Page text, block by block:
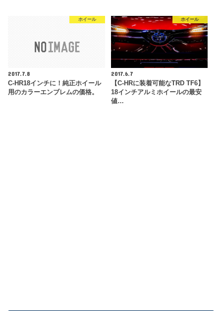
ホイール
2017.7.8
C-HR18インチに！純正ホイール
用のカラーエンブレムの価格。
ホイール
2017.6.7
【C-HRに装着可能なTRD TF6】
18インチアルミホイールの最安
値…